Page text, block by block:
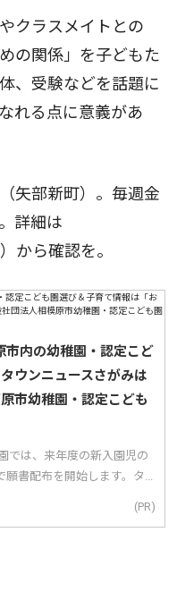
クラスメイトとの
の関係」を子どもた
、受験などを話題に
れる点に意義があ
矢部新町）。毎週金
詳細は
から確認を。
内の幼稚園・認定こど
ウンニュースさがみは
市幼稚園・認定こども
では、来年度の新入園児の
書配布を開始します。タ...
(PR)